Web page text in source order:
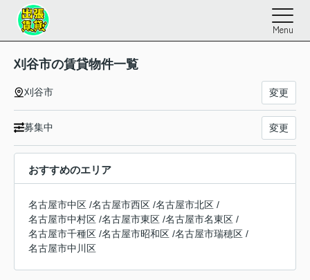
Menu
刈谷市の賃貸物件一覧
刈谷市 変更
募集中 変更
おすすめのエリア
名古屋市中区 /名古屋市西区 /名古屋市北区 /
名古屋市中村区 /名古屋市東区 /名古屋市名東区 /
名古屋市千種区 /名古屋市昭和区 /名古屋市瑞穂区 /
名古屋市中川区